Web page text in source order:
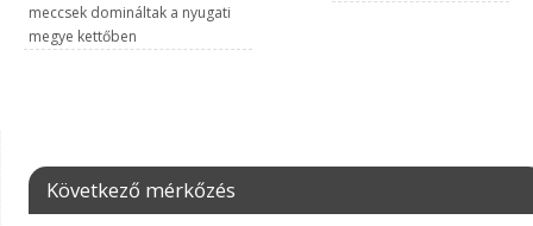
meccsek domináltak a nyugati
megye kettőben
Következő mérkőzés